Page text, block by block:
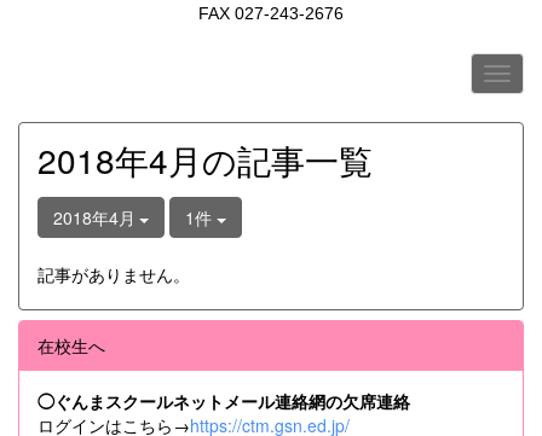
FAX 027-243-2676
2018年4月の記事一覧
2018年4月 1件
記事がありません。
在校生へ
◯ぐんまスクールネットメール連絡網の欠席連絡
ログインはこちら→https://ctm.gsn.ed.jp/